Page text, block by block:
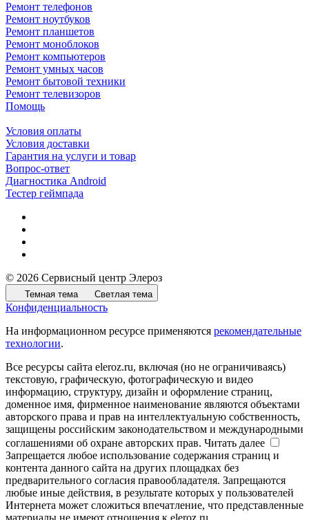
Ремонт телефонов
Ремонт ноутбуков
Ремонт планшетов
Ремонт моноблоков
Ремонт компьютеров
Ремонт умных часов
Ремонт бытовой техники
Ремонт телевизоров
Помощь
Условия оплаты
Условия доставки
Гарантия на услуги и товар
Вопрос-ответ
Диагностика Android
Тестер геймпада
© 2026 Сервисный центр Элероз
Темная тема Светлая тема
Конфиденциальность
На информационном ресурсе применяются рекомендательные
технологии.
Все ресурсы сайта eleroz.ru, включая (но не ограничиваясь)
текстовую, графическую, фотографическую и видео
информацию, структуру, дизайн и оформление страниц,
доменное имя, фирменное наименование являются объектами
авторского права и прав на интеллектуальную собственность,
защищены российским законодательством и международными
соглашениями об охране авторских прав. Читать далее
Запрещается любое использование содержания страниц и
контента данного сайта на других площадках без
предварительного согласия правообладателя. Запрещаются
любые иные действия, в результате которых у пользователей
Интернета может сложиться впечатление, что представленные